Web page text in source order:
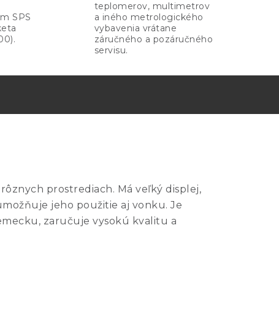
SPS
teplomerov, multimetrov
a iného metrologického
vybavenia vrátane
záručného a pozáručného
servisu.
prostrediach. Má veľký displej,
jeho použitie aj vonku. Je
zaručuje vysokú kvalitu a